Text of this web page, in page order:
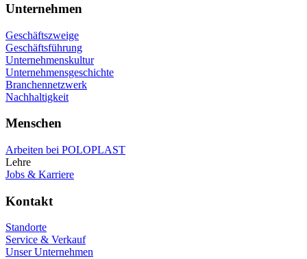
Unternehmen
Geschäftszweige
Geschäftsführung
Unternehmenskultur
Unternehmensgeschichte
Branchennetzwerk
Nachhaltigkeit
Menschen
Arbeiten bei POLOPLAST
Lehre
Jobs & Karriere
Kontakt
Standorte
Service & Verkauf
Unser Unternehmen